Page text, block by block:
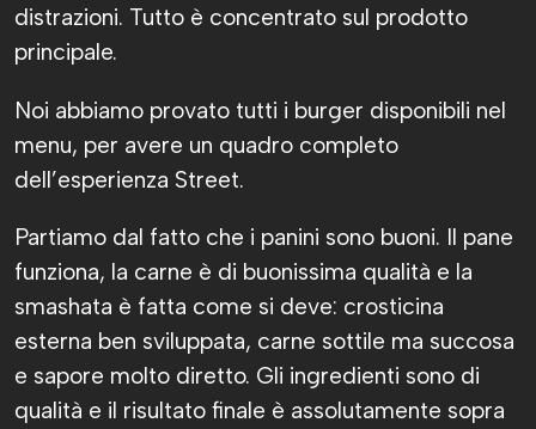
distrazioni. Tutto è concentrato sul prodotto
principale.
Noi abbiamo provato tutti i burger disponibili nel
menu, per avere un quadro completo
dell’esperienza Street.
Partiamo dal fatto che i panini sono buoni. Il pane
funziona, la carne è di buonissima qualità e la
smashata è fatta come si deve: crosticina
esterna ben sviluppata, carne sottile ma succosa
e sapore molto diretto. Gli ingredienti sono di
qualità e il risultato finale è assolutamente sopra